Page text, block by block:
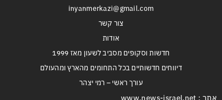
inyanmerkazi@gmail.com
צור קשר
אודות
חדשות וסקופים מסביב לשעון מאז 1999
דיווחים חדשותיים בכל התחומים מהארץ ומהעולם
עורך ראשי – רמי יצהר
אתר : www.news-israel.net